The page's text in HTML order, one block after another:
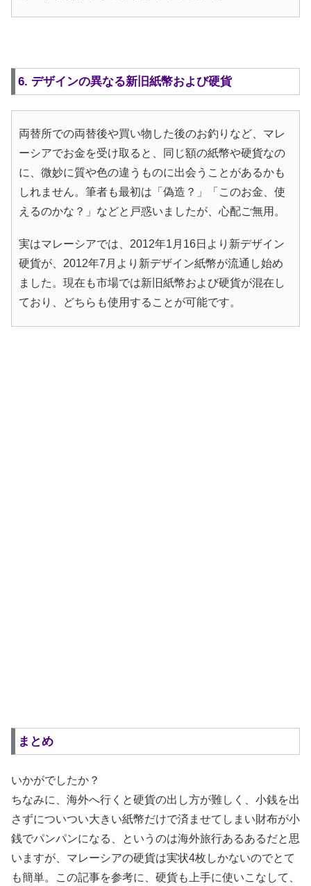
6. デザインの異なる新旧紙幣および硬貨
両替所での両替後や買い物した後のお釣りなど、マレ
ーシアでお金を受け取ると、同じ額の紙幣や硬貨なの
に、微妙に質や色の違うものに出会うことがあるかも
しれません。筆者も最初は「偽造？」「このお金、使
えるのかな？」などと戸惑いましたが、心配ご無用。
実はマレーシアでは、2012年1月16日より新デザイン
硬貨が、2012年7月より新デザイン紙幣が流通し始め
ました。現在も市場では新旧紙幣および硬貨が混在し
ており、どちらも使用することが可能です。
まとめ
いかがでしたか？
ちなみに、海外へ行くと硬貨の出し方が難しく、小銭を出
さずについつい大きい紙幣だけで済ませてしまい財布が小
銭でパンパンになる、というのは海外旅行あるあるだと思
いますが、マレーシアの硬貨は実状4枚しかないのでとて
も簡単。この記事を参考に、硬貨も上手に使いこなして、